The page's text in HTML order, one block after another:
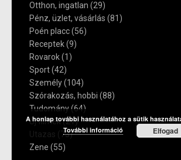
Otthon, ingatlan (29)
Pénz, üzlet, vásárlás (81)
Poén placc(56)
Receptek(9)
Rovarok(1)
Sport(42)
Személy(104)
Szórakozás, hobbi (88)
Tudomány(64)
Új filmek(21)
Utazas (73)
Zene (55)
A honlap további használatához a sütik
További információ
Elfogad